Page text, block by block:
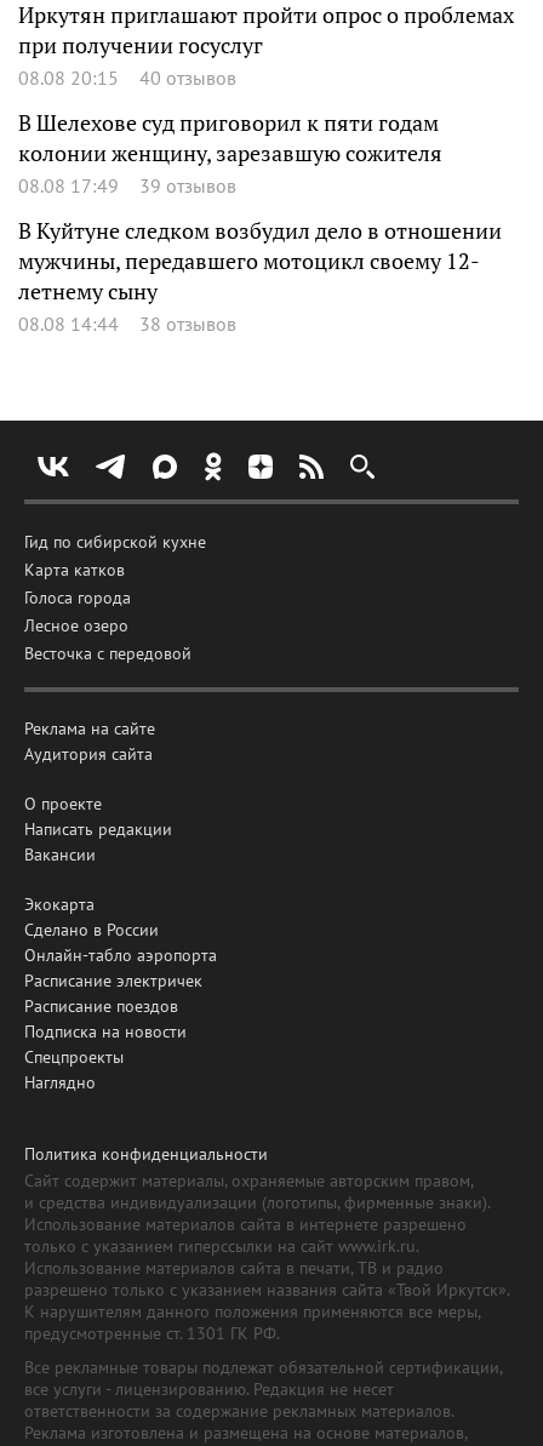
Иркутян приглашают пройти опрос о проблемах
при получении госуслуг
08.08 20:15 40 отзывов
В Шелехове суд приговорил к пяти годам
колонии женщину, зарезавшую сожителя
08.08 17:49 39 отзывов
В Куйтуне следком возбудил дело в отношении
мужчины, передавшего мотоцикл своему 12-
летнему сыну
08.08 14:44 38 отзывов
Гид по сибирской кухне
Карта катков
Голоса города
Лесное озеро
Весточка с передовой
Реклама на сайте
Аудитория сайта
О проекте
Написать редакции
Вакансии
Экокарта
Сделано в России
Онлайн-табло аэропорта
Расписание электричек
Расписание поездов
Подписка на новости
Спецпроекты
Наглядно
Политика конфиденциальности
Сайт содержит материалы, охраняемые авторским правом,
и средства индивидуализации (логотипы, фирменные знаки).
Использование материалов сайта в интернете разрешено
только с указанием гиперссылки на сайт www.irk.ru.
Использование материалов сайта в печати, ТВ и радио
разрешено только с указанием названия сайта «Твой Иркутск».
К нарушителям данного положения применяются все меры,
предусмотренные ст. 1301 ГК РФ.
Все рекламные товары подлежат обязательной сертификации,
все услуги - лицензированию. Редакция не несет
ответственности за содержание рекламных материалов.
Реклама изготовлена и размещена на основе материалов,